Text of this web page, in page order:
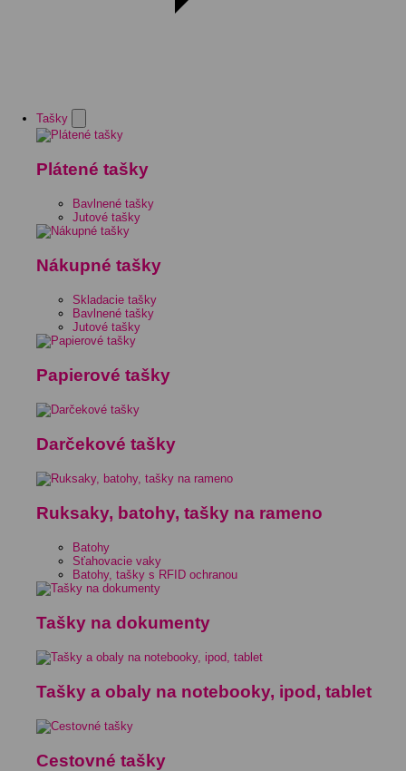
Tašky
Plátené tašky
Bavlnené tašky
Jutové tašky
Nákupné tašky
Skladacie tašky
Bavlnené tašky
Jutové tašky
Papierové tašky
Darčekové tašky
Ruksaky, batohy, tašky na rameno
Batohy
Sťahovacie vaky
Batohy, tašky s RFID ochranou
Tašky na dokumenty
Tašky a obaly na notebooky, ipod, tablet
Cestovné tašky